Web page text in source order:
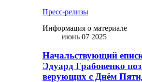
Пресс-релизы
Информация о материале
июнь 07 2025
Начальствующий
Эдуард Грабовенко
верующих с Днём